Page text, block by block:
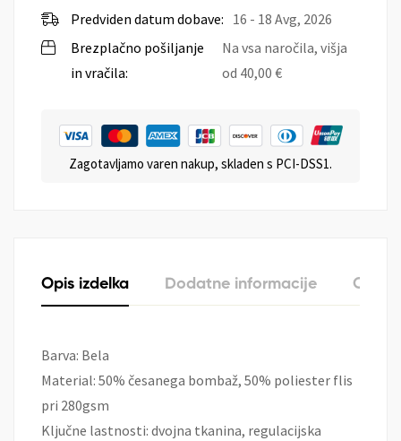
Predviden datum dobave: 16 - 18 Avg, 2026
Brezplačno pošiljanje
in vračila:
Na vsa naročila, višja
od 40,00 €
Zagotavljamo varen nakup, skladen s PCI-DSS1.
Opis izdelka Dodatne informacije O
Barva: Bela
Material: 50% česanega bombaž, 50% poliester flis
pri 280gsm
Ključne lastnosti: dvojna tkanina, regulacijska